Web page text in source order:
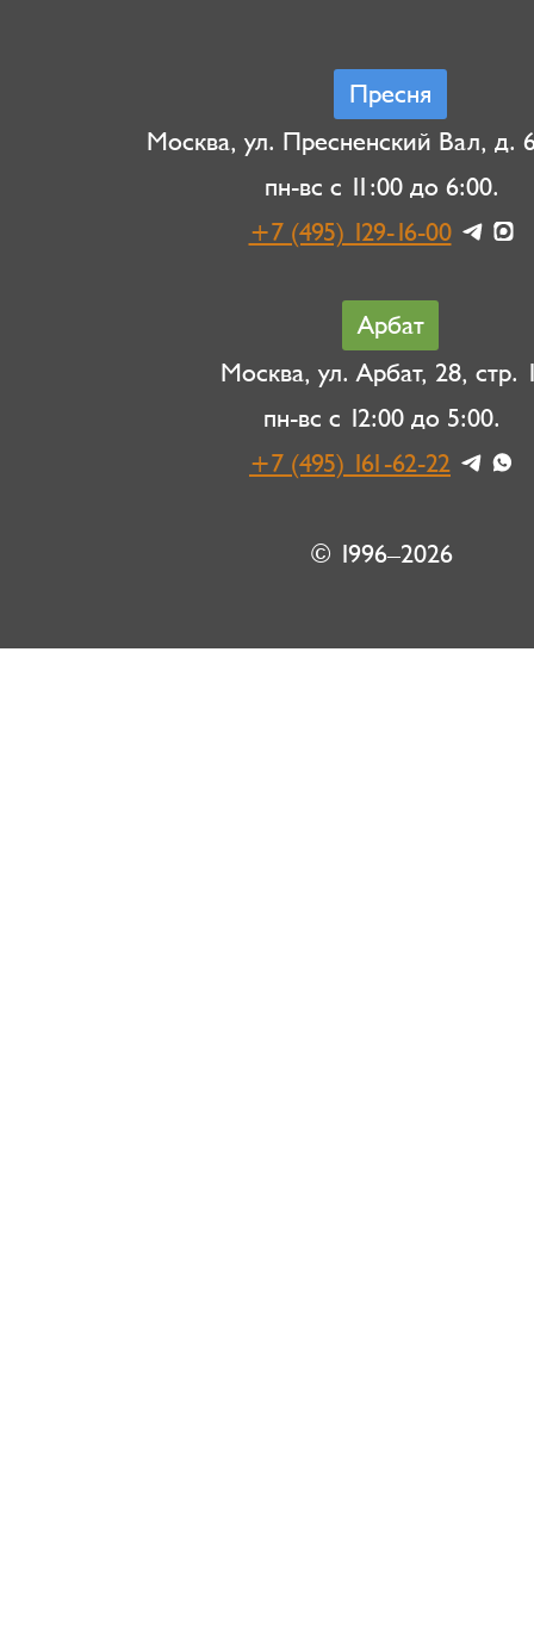
Пресня
Москва, ул. Пресненский Вал, д.
пн-вс с 11:00 до 6:00.
+7 (495) 129-16-00
Арбат
Москва, ул. Арбат, 28, стр.
пн-вс с 12:00 до 5:00.
+7 (495) 161-62-22
© 1996–2026